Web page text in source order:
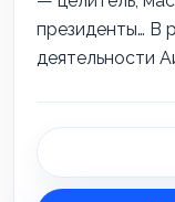
президенты… В
деятельности